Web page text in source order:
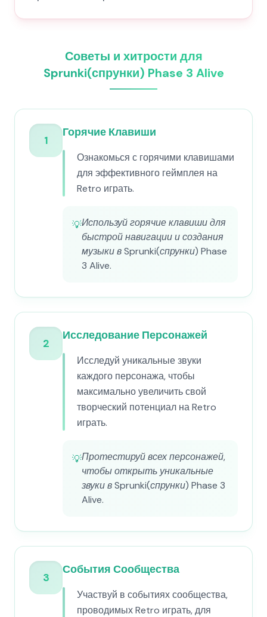
Советы и хитрости для
Sprunki(спрунки) Phase 3 Alive
1
Горячие Клавиши
Ознакомься с горячими клавишами
для эффективного геймплея на
Retro играть.
💡Используй горячие клавиши для
быстрой навигации и создания
музыки в Sprunki(спрунки) Phase
3 Alive.
2
Исследование Персонажей
Исследуй уникальные звуки
каждого персонажа, чтобы
максимально увеличить свой
творческий потенциал на Retro
играть.
💡Протестируй всех персонажей,
чтобы открыть уникальные
звуки в Sprunki(спрунки) Phase 3
Alive.
3
События Сообщества
Участвуй в событиях сообщества,
проводимых Retro играть, для